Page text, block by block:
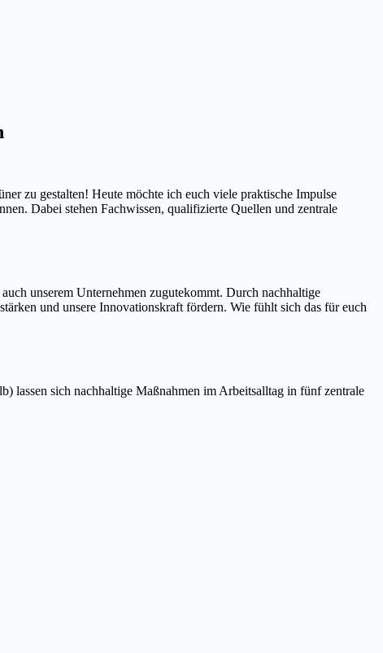
zu gestalten! Heute möchte ich euch viele praktische Impulse
Dabei stehen Fachwissen, qualifizierte Quellen und zentrale
unserem Unternehmen zugutekommt. Durch nachhaltige
und unsere Innovationskraft fördern. Wie fühlt sich das für euch
lassen sich nachhaltige Maßnahmen im Arbeitsalltag in fünf zentrale